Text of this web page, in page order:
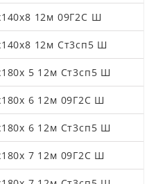
12м 09Г2С Ш
12м Ст3сп5 Ш
5 12м Ст3сп5 Ш
6 12м 09Г2С Ш
6 12м Ст3сп5 Ш
7 12м 09Г2С Ш